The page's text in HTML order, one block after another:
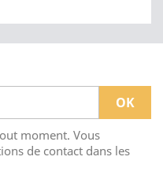
moment. Vous
de contact dans les